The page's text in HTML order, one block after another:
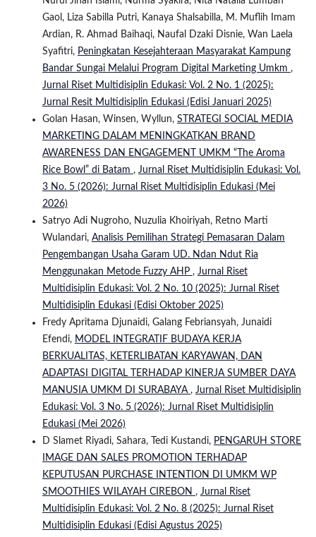
Gaol, Liza Sabilla Putri, Kanaya Shalsabilla, M. Muflih Imam
Ardian, R. Ahmad Baihaqi, Naufal Dzaki Disnie, Wan Laela
Syafitri, Peningkatan Kesejahteraan Masyarakat Kampung
Bandar Sungai Melalui Program Digital Marketing Umkm ,
Jurnal Riset Multidisiplin Edukasi: Vol. 2 No. 1 (2025):
Jurnal Resit Multidisiplin Edukasi (Edisi Januari 2025)
Golan Hasan, Winsen, Wyllun, STRATEGI SOCIAL MEDIA
MARKETING DALAM MENINGKATKAN BRAND
AWARENESS DAN ENGAGEMENT UMKM “The Aroma
Rice Bowl” di Batam , Jurnal Riset Multidisiplin Edukasi: Vol.
3 No. 5 (2026): Jurnal Riset Multidisiplin Edukasi (Mei
2026)
Satryo Adi Nugroho, Nuzulia Khoiriyah, Retno Marti
Wulandari, Analisis Pemilihan Strategi Pemasaran Dalam
Pengembangan Usaha Garam UD. Ndan Ndut Ria
Menggunakan Metode Fuzzy AHP , Jurnal Riset
Multidisiplin Edukasi: Vol. 2 No. 10 (2025): Jurnal Riset
Multidisiplin Edukasi (Edisi Oktober 2025)
Fredy Apritama Djunaidi, Galang Febriansyah, Junaidi
Efendi, MODEL INTEGRATIF BUDAYA KERJA
BERKUALITAS, KETERLIBATAN KARYAWAN, DAN
ADAPTASI DIGITAL TERHADAP KINERJA SUMBER DAYA
MANUSIA UMKM DI SURABAYA , Jurnal Riset Multidisiplin
Edukasi: Vol. 3 No. 5 (2026): Jurnal Riset Multidisiplin
Edukasi (Mei 2026)
D Slamet Riyadi, Sahara, Tedi Kustandi, PENGARUH STORE
IMAGE DAN SALES PROMOTION TERHADAP
KEPUTUSAN PURCHASE INTENTION DI UMKM WP
SMOOTHIES WILAYAH CIREBON , Jurnal Riset
Multidisiplin Edukasi: Vol. 2 No. 8 (2025): Jurnal Riset
Multidisiplin Edukasi (Edisi Agustus 2025)